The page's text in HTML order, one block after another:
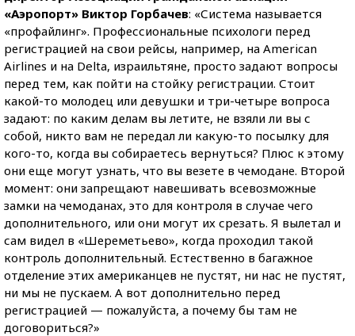
«Аэропорт» Виктор Горбачев: «Система называется
«профайлинг». Профессиональные психологи перед
регистрацией на свои рейсы, например, на American
Airlines и на Delta, израильтяне, просто задают вопросы
перед тем, как пойти на стойку регистрации. Стоит
какой-то молодец или девушки и три-четыре вопроса
задают: по каким делам вы летите, не взяли ли вы с
собой, никто вам не передал ли какую-то посылку для
кого-то, когда вы собираетесь вернуться? Плюс к этому
они еще могут узнать, что вы везете в чемодане. Второй
момент: они запрещают навешивать всевозможные
замки на чемоданах, это для контроля в случае чего
дополнительного, или они могут их срезать. Я вылетал и
сам видел в «Шереметьево», когда проходил такой
контроль дополнительный. Естественно в багажное
отделение этих американцев не пустят, ни нас не пустят,
ни мы не пускаем. А вот дополнительно перед
регистрацией — пожалуйста, а почему бы там не
договориться?»